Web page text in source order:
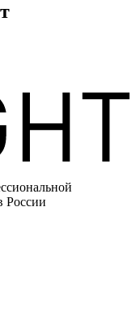
России